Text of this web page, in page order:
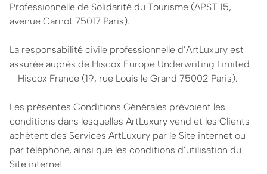
Professionnelle de Solidarité du Tourisme (APST 15,
avenue Carnot 75017 Paris).
La responsabilité civile professionnelle d’ArtLuxury est
assurée auprès de Hiscox Europe Underwriting Limited
– Hiscox France (19, rue Louis le Grand 75002 Paris).
Les présentes Conditions Générales prévoient les
conditions dans lesquelles ArtLuxury vend et les Clients
achètent des Services ArtLuxury par le Site internet ou
par téléphone, ainsi que les conditions d’utilisation du
Site internet.